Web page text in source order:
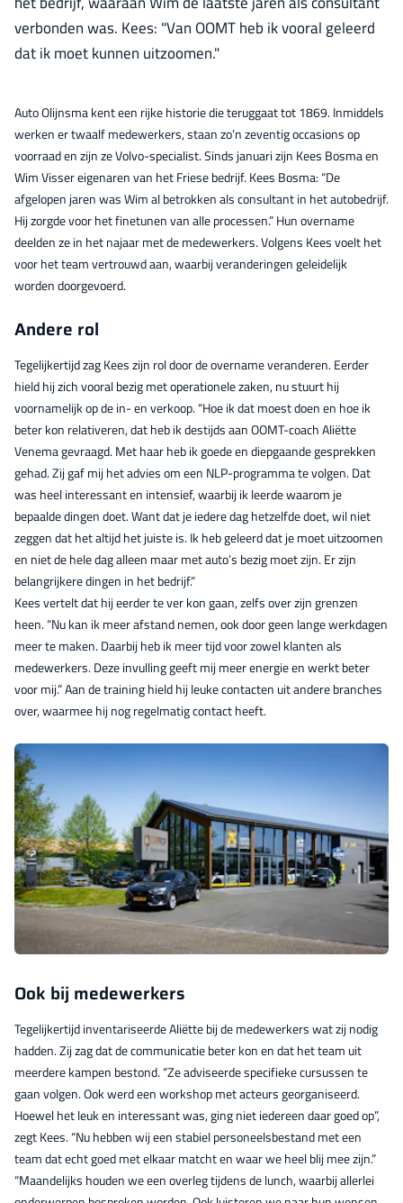
verbonden was. Kees: "Van OOMT heb ik vooral geleerd
dat ik moet kunnen uitzoomen."
Auto Olijnsma kent een rijke historie die teruggaat tot 1869. Inmiddels
werken er twaalf medewerkers, staan zo’n zeventig occasions op
voorraad en zijn ze Volvo-specialist. Sinds januari zijn Kees Bosma en
Wim Visser eigenaren van het Friese bedrijf. Kees Bosma: “De
afgelopen jaren was Wim al betrokken als consultant in het autobedrijf.
Hij zorgde voor het finetunen van alle processen.” Hun overname
deelden ze in het najaar met de medewerkers. Volgens Kees voelt het
voor het team vertrouwd aan, waarbij veranderingen geleidelijk
worden doorgevoerd.
Andere rol
Tegelijkertijd zag Kees zijn rol door de overname veranderen. Eerder
hield hij zich vooral bezig met operationele zaken, nu stuurt hij
voornamelijk op de in- en verkoop. “Hoe ik dat moest doen en hoe ik
beter kon relativeren, dat heb ik destijds aan OOMT-coach Aliëtte
Venema gevraagd. Met haar heb ik goede en diepgaande gesprekken
gehad. Zij gaf mij het advies om een NLP-programma te volgen. Dat
was heel interessant en intensief, waarbij ik leerde waarom je
bepaalde dingen doet. Want dat je iedere dag hetzelfde doet, wil niet
zeggen dat het altijd het juiste is. Ik heb geleerd dat je moet uitzoomen
en niet de hele dag alleen maar met auto’s bezig moet zijn. Er zijn
belangrijkere dingen in het bedrijf.”
Kees vertelt dat hij eerder te ver kon gaan, zelfs over zijn grenzen
heen. “Nu kan ik meer afstand nemen, ook door geen lange werkdagen
meer te maken. Daarbij heb ik meer tijd voor zowel klanten als
medewerkers. Deze invulling geeft mij meer energie en werkt beter
voor mij.” Aan de training hield hij leuke contacten uit andere branches
over, waarmee hij nog regelmatig contact heeft.
Ook bij medewerkers
Tegelijkertijd inventariseerde Aliëtte bij de medewerkers wat zij nodig
hadden. Zij zag dat de communicatie beter kon en dat het team uit
meerdere kampen bestond. “Ze adviseerde specifieke cursussen te
gaan volgen. Ook werd een workshop met acteurs georganiseerd.
Hoewel het leuk en interessant was, ging niet iedereen daar goed op”,
zegt Kees. “Nu hebben wij een stabiel personeelsbestand met een
team dat echt goed met elkaar matcht en waar we heel blij mee zijn.”
“Maandelijks houden we een overleg tijdens de lunch, waarbij allerlei